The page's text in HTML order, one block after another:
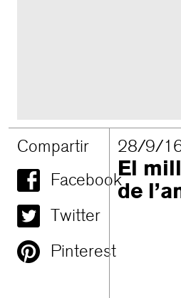
Compartir
Facebook
Twitter
Pinterest
28/9/
El
de